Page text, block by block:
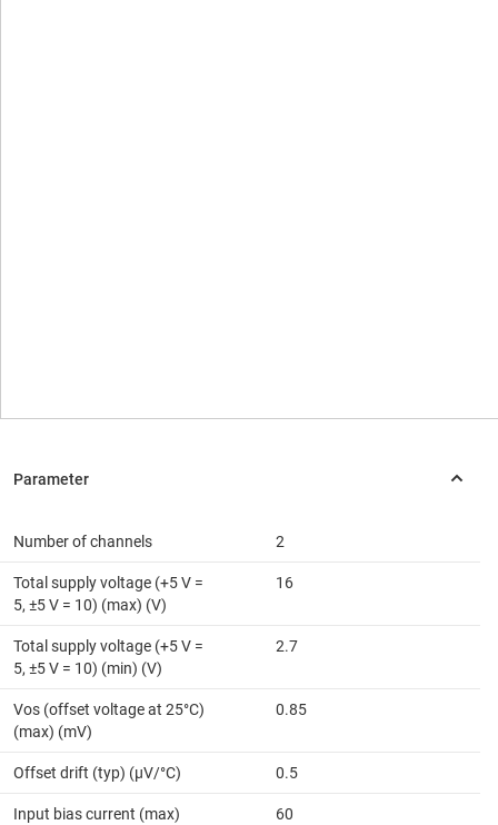
Number of channels 2
Total supply voltage (+5 V =
5, ±5 V = 10) (max) (V)
16
Total supply voltage (+5 V =
5, ±5 V = 10) (min) (V)
2.7
Vos (offset voltage at 25°C)
(max) (mV)
0.85
Offset drift (typ) (µV/°C) 0.5
Input bias current (max)
60